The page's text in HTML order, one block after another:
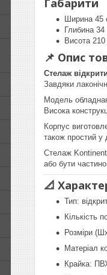
Ширина 45
Глибина 34
Висота
📌 Опис
Стелаж
Завдяки
Модель
Висока
Корпус
також простий у
Стелаж Kontinent
або бути
📐
Тип:
Кількість
Розміри
Матеріал
Крайка: